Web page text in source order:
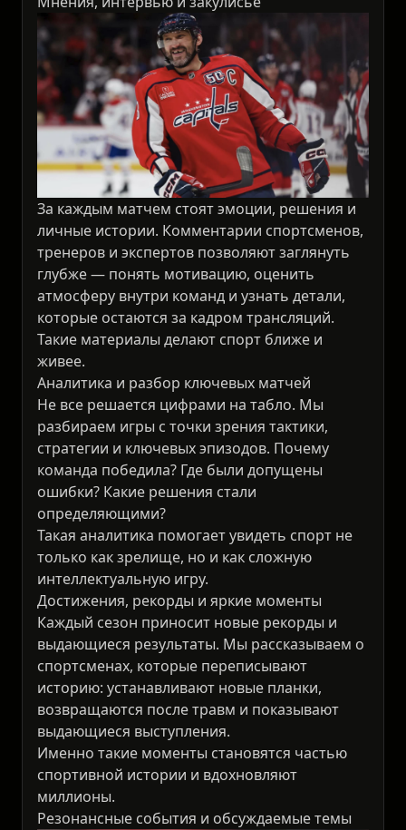
За каждым матчем стоят эмоции, решения и
личные истории. Комментарии спортсменов,
тренеров и экспертов позволяют заглянуть
глубже — понять мотивацию, оценить
атмосферу внутри команд и узнать детали,
которые остаются за кадром трансляций.
Такие материалы делают спорт ближе и
живее.
Аналитика и разбор ключевых матчей
Не все решается цифрами на табло. Мы
разбираем игры с точки зрения тактики,
стратегии и ключевых эпизодов. Почему
команда победила? Где были допущены
ошибки? Какие решения стали
определяющими?
Такая аналитика помогает увидеть спорт не
только как зрелище, но и как сложную
интеллектуальную игру.
Достижения, рекорды и яркие моменты
Каждый сезон приносит новые рекорды и
выдающиеся результаты. Мы рассказываем о
спортсменах, которые переписывают
историю: устанавливают новые планки,
возвращаются после травм и показывают
выдающиеся выступления.
Именно такие моменты становятся частью
спортивной истории и вдохновляют
миллионы.
Резонансные события и обсуждаемые темы